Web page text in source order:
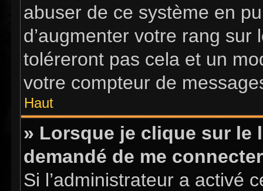
abuser de ce système en
d’augmenter votre rang
toléreront pas cela et un
votre compteur de
Haut
» Lorsque je clique sur le
demandé de me
Si l’administrateur a activé